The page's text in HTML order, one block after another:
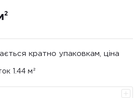
кратно упаковкам, ціна
1.44 м²